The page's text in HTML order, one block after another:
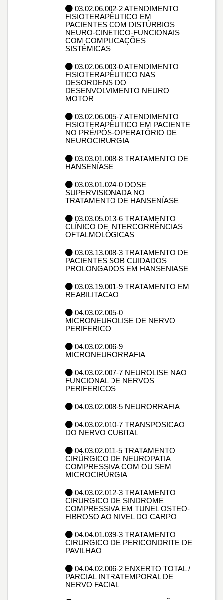
03.02.06.002-2 ATENDIMENTO
FISIOTERAPÊUTICO EM
PACIENTES COM DISTÚRBIOS
NEURO-CINÉTICO-FUNCIONAIS
COM COMPLICAÇÕES
SISTÊMICAS
03.02.06.003-0 ATENDIMENTO
FISIOTERAPÊUTICO NAS
DESORDENS DO
DESENVOLVIMENTO NEURO
MOTOR
03.02.06.005-7 ATENDIMENTO
FISIOTERAPÊUTICO EM PACIENTE
NO PRÉ/PÓS-OPERATÓRIO DE
NEUROCIRURGIA
03.03.01.008-8 TRATAMENTO DE
HANSENÍASE
03.03.01.024-0 DOSE
SUPERVISIONADA NO
TRATAMENTO DE HANSENÍASE
03.03.05.013-6 TRATAMENTO
CLÍNICO DE INTERCORRÊNCIAS
OFTALMOLÓGICAS
03.03.13.008-3 TRATAMENTO DE
PACIENTES SOB CUIDADOS
PROLONGADOS EM HANSENIASE
03.03.19.001-9 TRATAMENTO EM
REABILITACAO
04.03.02.005-0
MICRONEUROLISE DE NERVO
PERIFERICO
04.03.02.006-9
MICRONEURORRAFIA
04.03.02.007-7 NEUROLISE NAO
FUNCIONAL DE NERVOS
PERIFERICOS
04.03.02.008-5 NEURORRAFIA
04.03.02.010-7 TRANSPOSICAO
DO NERVO CUBITAL
04.03.02.011-5 TRATAMENTO
CIRÚRGICO DE NEUROPATIA
COMPRESSIVA COM OU SEM
MICROCIRÚRGIA
04.03.02.012-3 TRATAMENTO
CIRURGICO DE SINDROME
COMPRESSIVA EM TUNEL OSTEO-
FIBROSO AO NIVEL DO CARPO
04.04.01.039-3 TRATAMENTO
CIRURGICO DE PERICONDRITE DE
PAVILHAO
04.04.02.006-2 ENXERTO TOTAL /
PARCIAL INTRATEMPORAL DE
NERVO FACIAL